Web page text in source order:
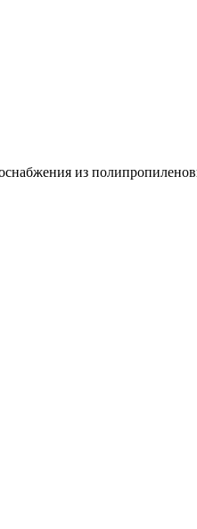
из